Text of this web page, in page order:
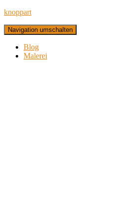
knoppart
Navigation umschalten
Blog
Malerei